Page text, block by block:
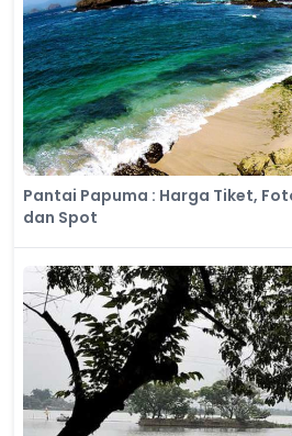
Pantai Papuma : Harga Tiket,
dan Spot